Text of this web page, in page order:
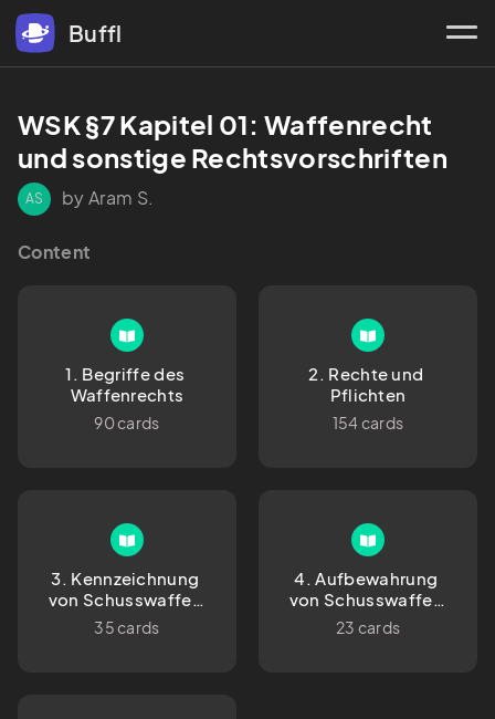
Buffl
WSK §7 Kapitel 01: Waffenrecht
und sonstige Rechtsvorschriften
AS by Aram S.
Content
1. Begriffe des
Waffenrechts
90 cards
2. Rechte und
Pflichten
154 cards
3. Kennzeichnung
von Schusswaffen
und Munition
35 cards
4. Aufbewahrung
von Schusswaffen
und Munition
23 cards